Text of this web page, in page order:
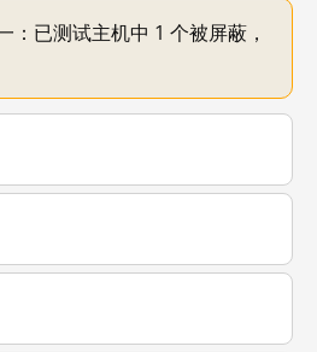
：已测试主机中 1 个被屏蔽，